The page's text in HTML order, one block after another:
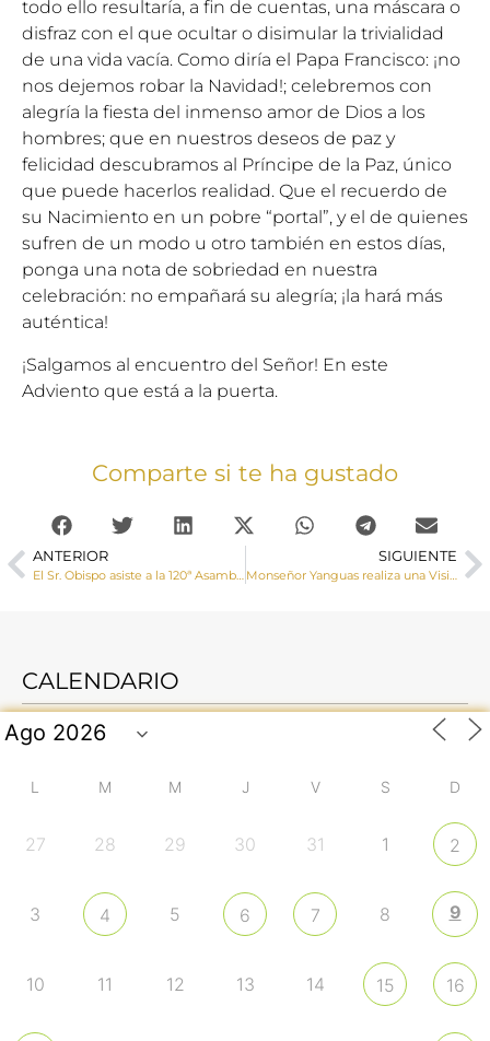
todo ello resultaría, a fin de cuentas, una máscara o
disfraz con el que ocultar o disimular la trivialidad
de una vida vacía. Como diría el Papa Francisco: ¡no
nos dejemos robar la Navidad!; celebremos con
alegría la fiesta del inmenso amor de Dios a los
hombres; que en nuestros deseos de paz y
felicidad descubramos al Príncipe de la Paz, único
que puede hacerlos realidad. Que el recuerdo de
su Nacimiento en un pobre “portal”, y el de quienes
sufren de un modo u otro también en estos días,
ponga una nota de sobriedad en nuestra
celebración: no empañará su alegría; ¡la hará más
auténtica!
¡Salgamos al encuentro del Señor! En este
Adviento que está a la puerta.
Comparte si te ha gustado
ANTERIOR SIGUIENTE
CALENDARIO
L M M J V S D
27 28 29 30 31 1 2
3 4 5 6 7 8 9
10 11 12 13 14 15 16